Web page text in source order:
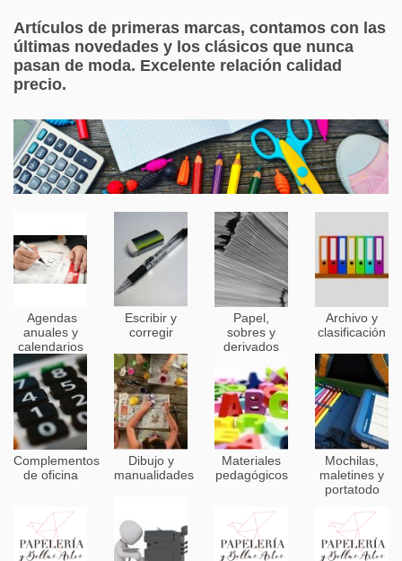
Artículos de primeras marcas, contamos con las
últimas novedades y los clásicos que nunca
pasan de moda. Excelente relación calidad
precio.
Agendas
anuales y
calendarios
Escribir y
corregir
Papel,
sobres y
derivados
Archivo y
clasificación
Complementos
de oficina
Dibujo y
manualidades
Materiales
pedagógicos
Mochilas,
maletines y
portatodo